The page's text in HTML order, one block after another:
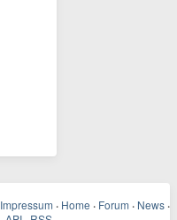
Impressum · Home · Forum · News ·